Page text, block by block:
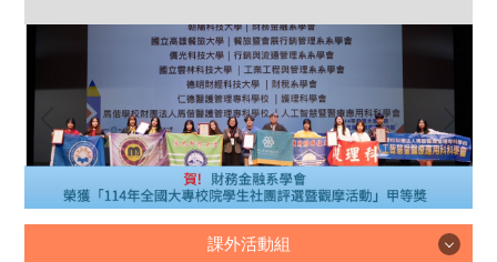
課外活動組